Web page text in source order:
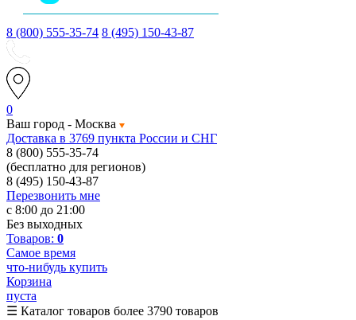
8 (800) 555-35-74 8 (495) 150-43-87
0
Ваш город - Москва
Доставка в 3769 пункта России и СНГ
8 (800) 555-35-74
(бесплатно для регионов)
8 (495) 150-43-87
Перезвонить мне
с 8:00 до 21:00
Без выходных
Товаров: 0
Самое время
что-нибудь купить
Корзина
пуста
☰ Каталог товаров более 3790 товаров